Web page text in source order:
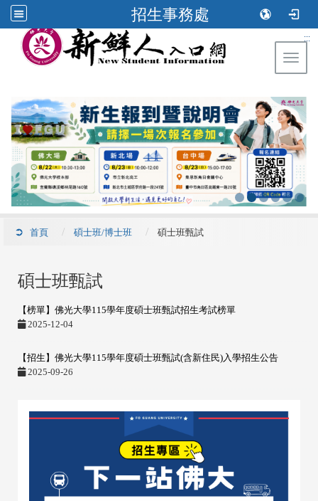
招生事務處
:::
首頁 碩士班/博士班 碩士班甄試
碩士班甄試
【榜單】佛光大學115學年度碩士班甄試招生考試榜單
2025-12-04
【招生】佛光大學115學年度碩士班甄試(含新住民)入學招生公告
2025-09-26